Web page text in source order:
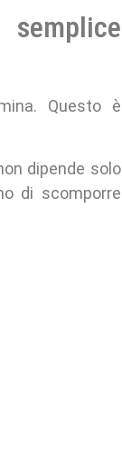
Questo è
dipende solo
di scomporre